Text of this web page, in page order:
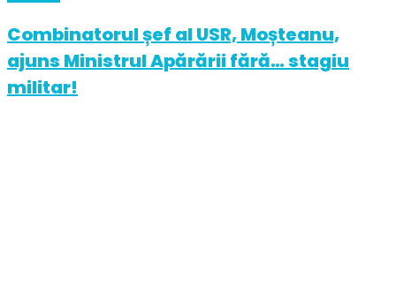
Combinatorul șef al USR, Moșteanu,
ajuns Ministrul Apărării fără… stagiu
militar!